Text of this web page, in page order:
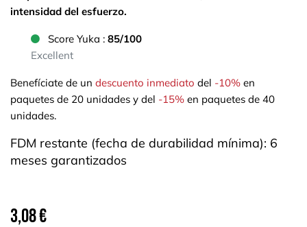
intensidad del esfuerzo.
Score Yuka : 85/100
Excellent
Benefíciate de un descuento inmediato del -10% en
paquetes de 20 unidades y del -15% en paquetes de 40
unidades.
FDM restante (fecha de durabilidad mínima): 6
meses garantizados
3,08€